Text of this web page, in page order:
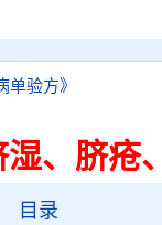
单验方》
、脐疮
目录